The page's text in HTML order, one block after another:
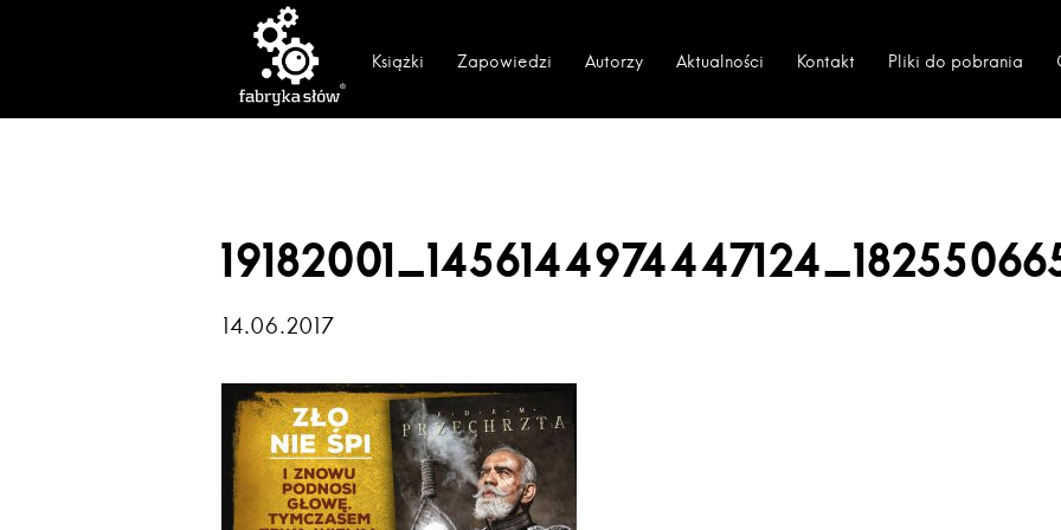
Książki Zapowiedzi Autorzy Aktualności Kontakt Pliki do pobrania
14.06.2017